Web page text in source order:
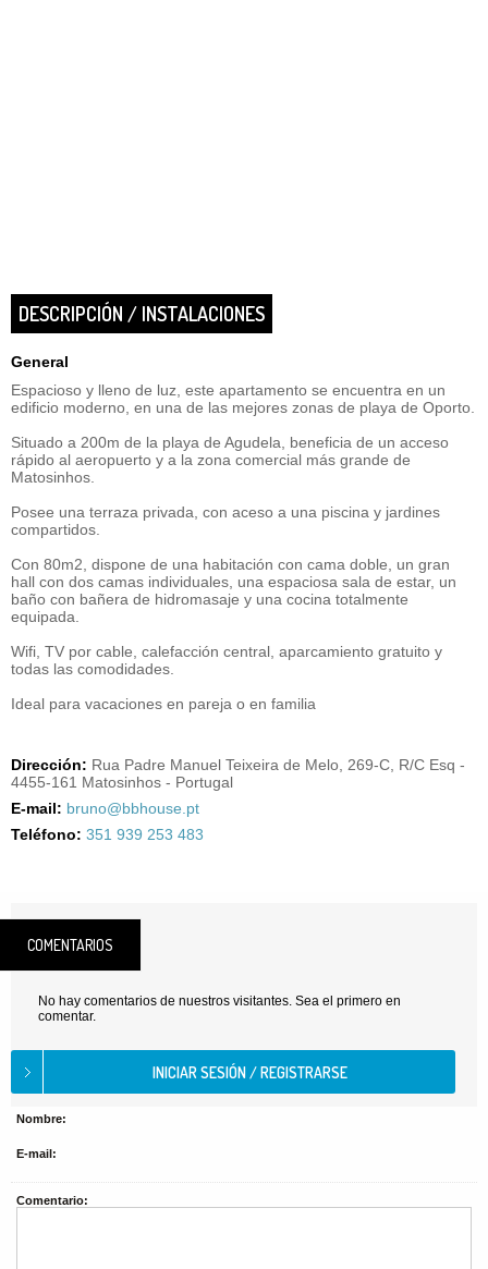
DESCRIPCIÓN / INSTALACIONES
General
Espacioso y lleno de luz, este apartamento se encuentra en un
edificio moderno, en una de las mejores zonas de playa de Oporto.
Situado a 200m de la playa de Agudela, beneficia de un acceso
rápido al aeropuerto y a la zona comercial más grande de
Matosinhos.
Posee una terraza privada, con aceso a una piscina y jardines
compartidos.
Con 80m2, dispone de una habitación con cama doble, un gran
hall con dos camas individuales, una espaciosa sala de estar, un
baño con bañera de hidromasaje y una cocina totalmente
equipada.
Wifi, TV por cable, calefacción central, aparcamiento gratuito y
todas las comodidades.
Ideal para vacaciones en pareja o en familia
Dirección: Rua Padre Manuel Teixeira de Melo, 269-C, R/C Esq -
4455-161 Matosinhos - Portugal
E-mail: bruno@bbhouse.pt
Teléfono: 351 939 253 483
COMENTARIOS
No hay comentarios de nuestros visitantes. Sea el primero en
comentar.
Nombre:
E-mail:
Comentario: